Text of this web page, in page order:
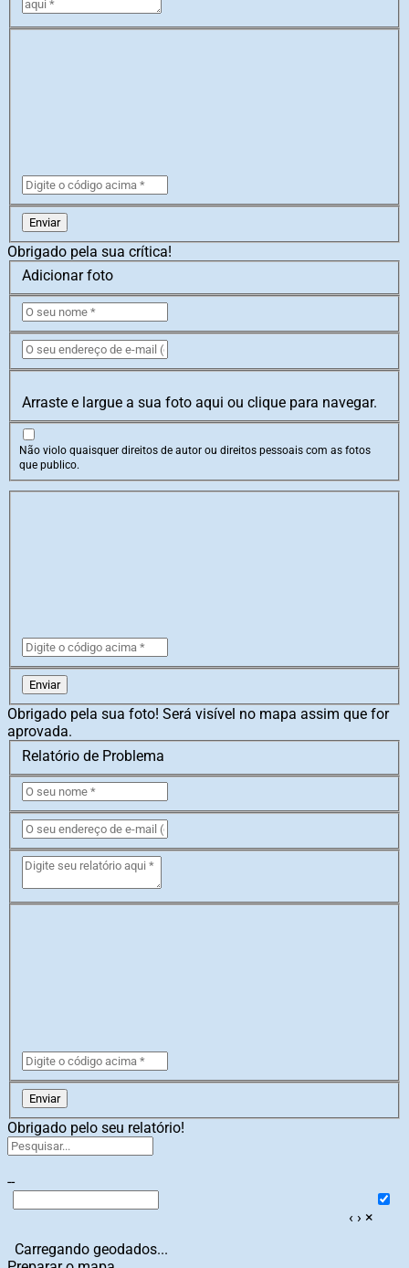
Enviar
Obrigado pela sua crítica!
Adicionar foto
Arraste e largue a sua foto aqui ou clique para navegar.
Não violo quaisquer direitos de autor ou direitos pessoais com as fotos
que publico.
Enviar
Obrigado pela sua foto! Será visível no mapa assim que for
aprovada.
Relatório de Problema
Enviar
Obrigado pelo seu relatório!
--
‹ › ×
Carregando geodados...